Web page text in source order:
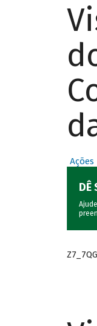
Ações
DÊ